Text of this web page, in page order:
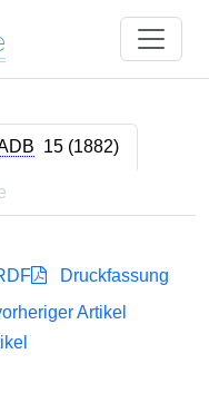
15 (1882)
Druckfassung
Artikel